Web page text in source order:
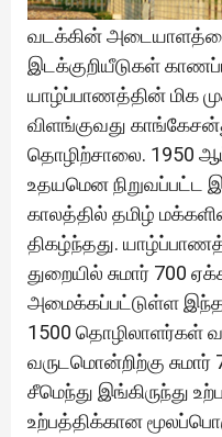
வடக்கின்
இடக்குறியீடுகள்
யாழ்ப்பாணத்தின் மிக
விளங்குவது
தொழிற்சாலை. 1950
உதயமென நிறுவப்பட்ட
காலத்தில் தமிழ்
திகழ்ந்தது.
துறையில் சுமார் 700
அமைக்கப்பட்டுள்ள
1500 தொழிலாளர்கள்
வருடமொன்றிற்கு
சீமெந்து இங்கிருந்து
உற்பத்திக்கான